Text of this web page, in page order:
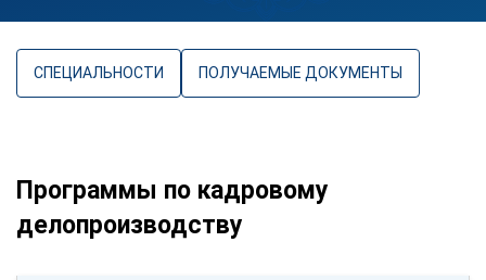
СПЕЦИАЛЬНОСТИ ПОЛУЧАЕМЫЕ ДОКУМЕНТЫ
Программы по кадровому
делопроизводству